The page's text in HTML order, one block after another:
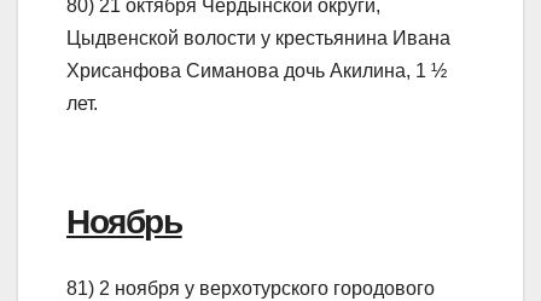
80) 21 октября Чердынской округи,
Цыдвенской волости у крестьянина Ивана
Хрисанфова Симанова дочь Акилина, 1 ½
лет.
Ноябрь
81) 2 ноября у верхотурского городового